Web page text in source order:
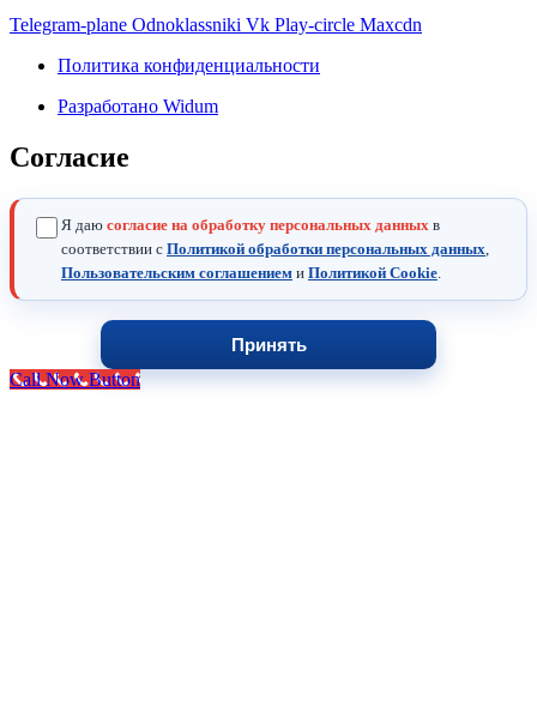
Telegram-plane Odnoklassniki Vk Play-circle Maxcdn
Политика конфиденциальности
Разработано Widum
Согласие
Я даю согласие на обработку персональных данных в
соответствии с Политикой обработки персональных данных
Пользовательским соглашением и Политикой Cookie
Принять
Call Now Button